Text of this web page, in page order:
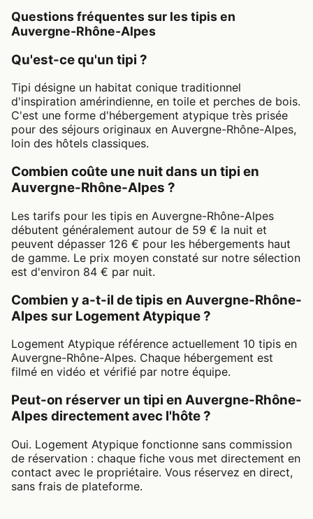
Questions fréquentes sur les tipis en
Auvergne-Rhône-Alpes
Qu'est-ce qu'un tipi ?
Tipi désigne un habitat conique traditionnel
d'inspiration amérindienne, en toile et perches de bois.
C'est une forme d'hébergement atypique très prisée
pour des séjours originaux en Auvergne-Rhône-Alpes,
loin des hôtels classiques.
Combien coûte une nuit dans un tipi en
Auvergne-Rhône-Alpes ?
Les tarifs pour les tipis en Auvergne-Rhône-Alpes
débutent généralement autour de 59 € la nuit et
peuvent dépasser 126 € pour les hébergements haut
de gamme. Le prix moyen constaté sur notre sélection
est d'environ 84 € par nuit.
Combien y a-t-il de tipis en Auvergne-Rhône-
Alpes sur Logement Atypique ?
Logement Atypique référence actuellement 10 tipis en
Auvergne-Rhône-Alpes. Chaque hébergement est
filmé en vidéo et vérifié par notre équipe.
Peut-on réserver un tipi en Auvergne-Rhône-
Alpes directement avec l'hôte ?
Oui. Logement Atypique fonctionne sans commission
de réservation : chaque fiche vous met directement en
contact avec le propriétaire. Vous réservez en direct,
sans frais de plateforme.